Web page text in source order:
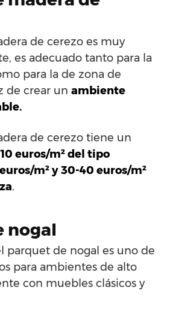
de cerezo es muy
es adecuado tanto para la
para la de zona de
de crear un ambiente
de cerezo tiene un
euros/m² del tipo
m² y 30-40 euros/m²
.
nogal
parquet de nogal es uno de
para ambientes de alto
con muebles clásicos y